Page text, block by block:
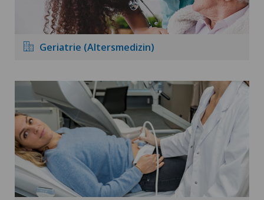
Geriatrie (Altersmedizin)